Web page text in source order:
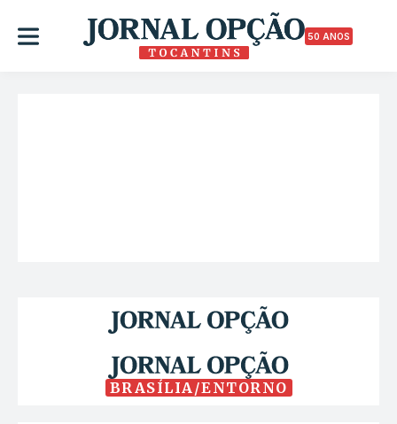
50 ANOS
BRASÍLIA/ENTORNO